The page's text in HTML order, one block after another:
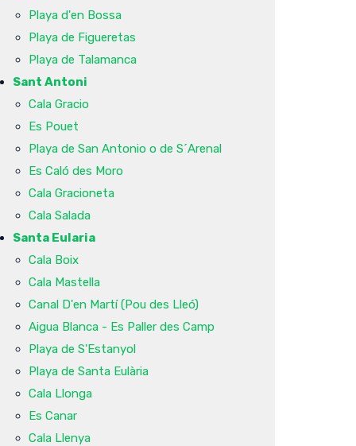
Playa d'en Bossa
Playa de Figueretas
Playa de Talamanca
Sant Antoni
Cala Gracio
Es Pouet
Playa de San Antonio o de S´Arenal
Es Caló des Moro
Cala Gracioneta
Cala Salada
Santa Eularia
Cala Boix
Cala Mastella
Canal D'en Martí (Pou des Lleó)
Aigua Blanca - Es Paller des Camp
Playa de S'Estanyol
Playa de Santa Eulària
Cala Llonga
Es Canar
Cala Llenya